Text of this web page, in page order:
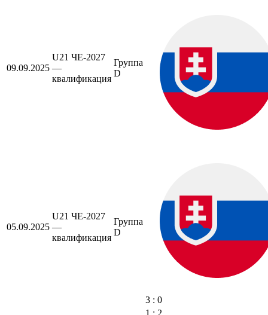
09.09.2025
U21 ЧЕ-2027
—
квалификация
Группа
D
05.09.2025
U21 ЧЕ-2027
—
квалификация
Группа
D
3 : 0
1 : 2